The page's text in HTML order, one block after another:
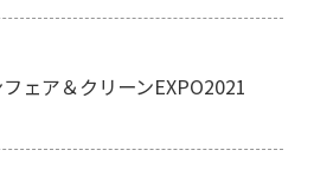
ェア＆クリーンEXPO2021